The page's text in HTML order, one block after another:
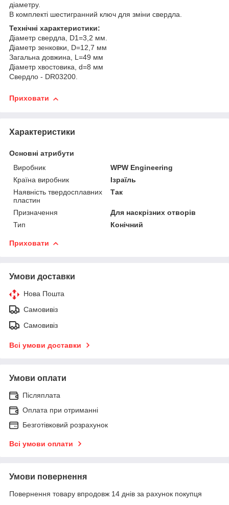
діаметру.
В комплекті шестигранний ключ для зміни свердла.
Технічні характеристики:
Діаметр свердла, D1=3,2 мм.
Діаметр зенковки, D=12,7 мм
Загальна довжина, L=49 мм
Діаметр хвостовика, d=8 мм
Свердло - DR03200.
Приховати
Характеристики
Основні атрибути
Виробник
WPW Engineering
Країна виробник
Ізраїль
Наявність твердосплавних
пластин
Так
Призначення
Для наскрізних отворів
Тип
Конічний
Приховати
Умови доставки
Нова Пошта
Самовивіз
Самовивіз
Всі умови доставки
Умови оплати
Післяплата
Оплата при отриманні
Безготівковий розрахунок
Всі умови оплати
Умови повернення
Повернення товару впродовж 14 днів за рахунок покупця